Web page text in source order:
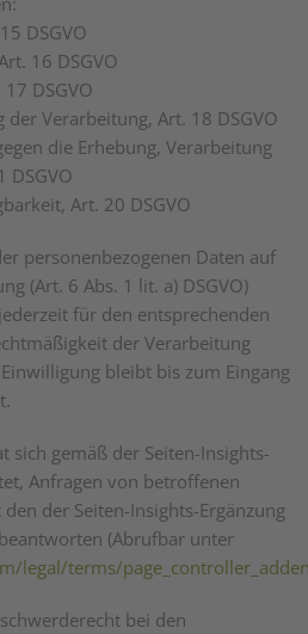
DSGVO
16 DSGVO
DSGVO
der Verarbeitung, Art. 18 DSGVO
die Erhebung, Verarbeitung
DSGVO
Art. 20 DSGVO
personenbezogenen Daten auf
(Art. 6 Abs. 1 lit. a) DSGVO)
für den entsprechenden
der Verarbeitung
bleibt bis zum Eingang
sich gemäß der Seiten-Insights-
Anfragen von betroffenen
der Seiten-Insights-Ergänzung
(Abrufbar unter
legal/terms/
bei den